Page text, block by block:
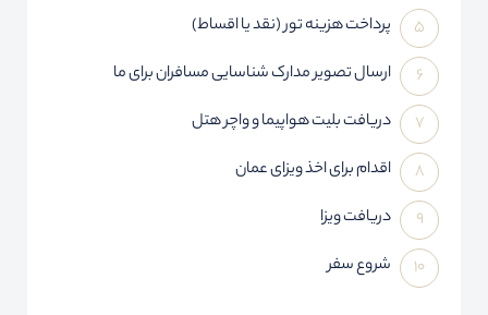
پرداخت هزینه تور (نقد یا اقساط)
ارسال تصویر مدارک شناسایی مسافران برای ما
دریافت بلیت هواپیما و واچر هتل
اقدام برای اخذ ویزای عمان
دریافت ویزا
شروع سفر